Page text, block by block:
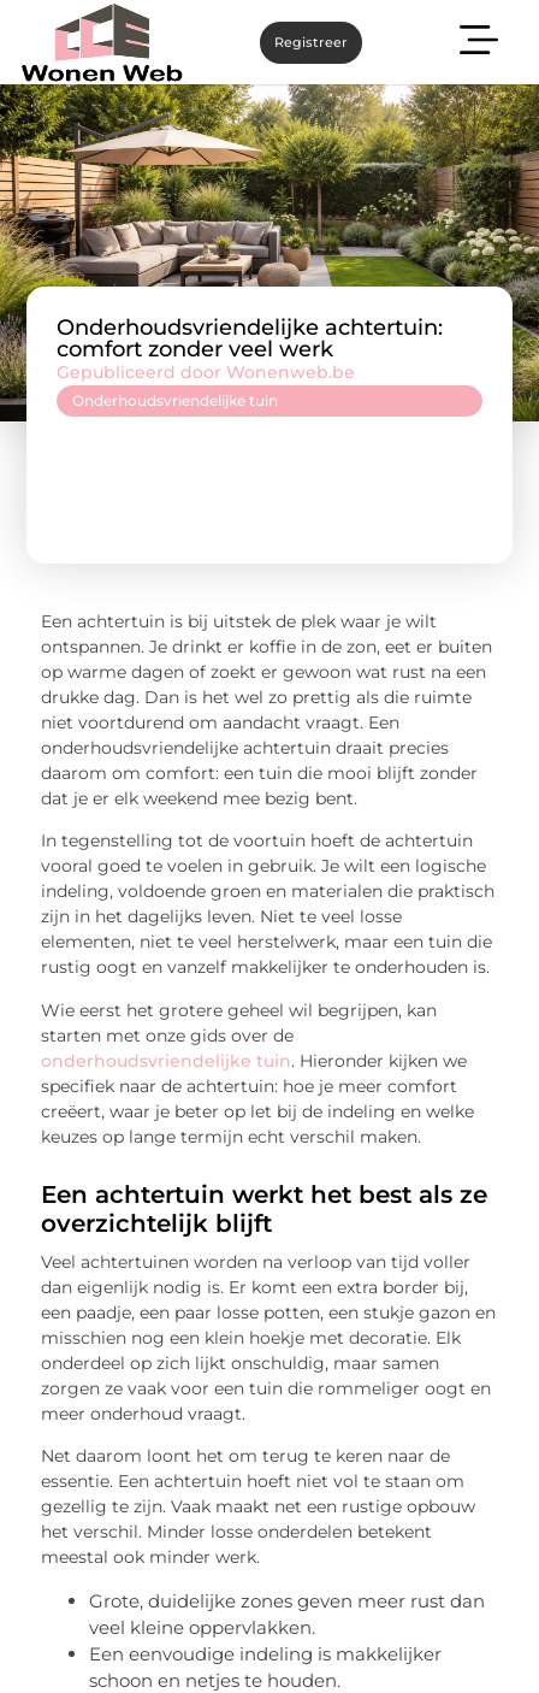
Registreer
Onderhoudsvriendelijke achtertuin:
comfort zonder veel werk
Onderhoudsvriendelijke tuin
Gepubliceerd door Wonenweb.be
Een achtertuin is bij uitstek de plek waar je wilt
ontspannen. Je drinkt er koffie in de zon, eet er buiten
op warme dagen of zoekt er gewoon wat rust na een
drukke dag. Dan is het wel zo prettig als die ruimte
niet voortdurend om aandacht vraagt. Een
onderhoudsvriendelijke achtertuin draait precies
daarom om comfort: een tuin die mooi blijft zonder
dat je er elk weekend mee bezig bent.
In tegenstelling tot de voortuin hoeft de achtertuin
vooral goed te voelen in gebruik. Je wilt een logische
indeling, voldoende groen en materialen die praktisch
zijn in het dagelijks leven. Niet te veel losse
elementen, niet te veel herstelwerk, maar een tuin die
rustig oogt en vanzelf makkelijker te onderhouden is.
Wie eerst het grotere geheel wil begrijpen, kan
starten met onze gids over de
onderhoudsvriendelijke tuin. Hieronder kijken we
specifiek naar de achtertuin: hoe je meer comfort
creëert, waar je beter op let bij de indeling en welke
keuzes op lange termijn echt verschil maken.
Een achtertuin werkt het best als ze
overzichtelijk blijft
Veel achtertuinen worden na verloop van tijd voller
dan eigenlijk nodig is. Er komt een extra border bij,
een paadje, een paar losse potten, een stukje gazon en
misschien nog een klein hoekje met decoratie. Elk
onderdeel op zich lijkt onschuldig, maar samen
zorgen ze vaak voor een tuin die rommeliger oogt en
meer onderhoud vraagt.
Net daarom loont het om terug te keren naar de
essentie. Een achtertuin hoeft niet vol te staan om
gezellig te zijn. Vaak maakt net een rustige opbouw
het verschil. Minder losse onderdelen betekent
meestal ook minder werk.
Grote, duidelijke zones geven meer rust dan
veel kleine oppervlakken.
Een eenvoudige indeling is makkelijker
schoon en netjes te houden.